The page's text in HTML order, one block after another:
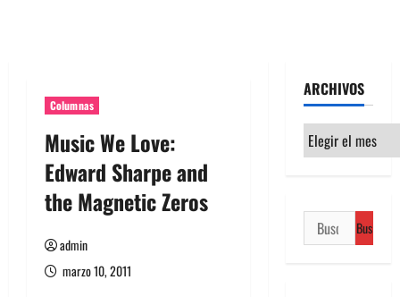
Columnas
Music We Love:
Edward Sharpe and
the Magnetic Zeros
admin
marzo 10, 2011
ARCHIVOS
Archivos
Buscar: